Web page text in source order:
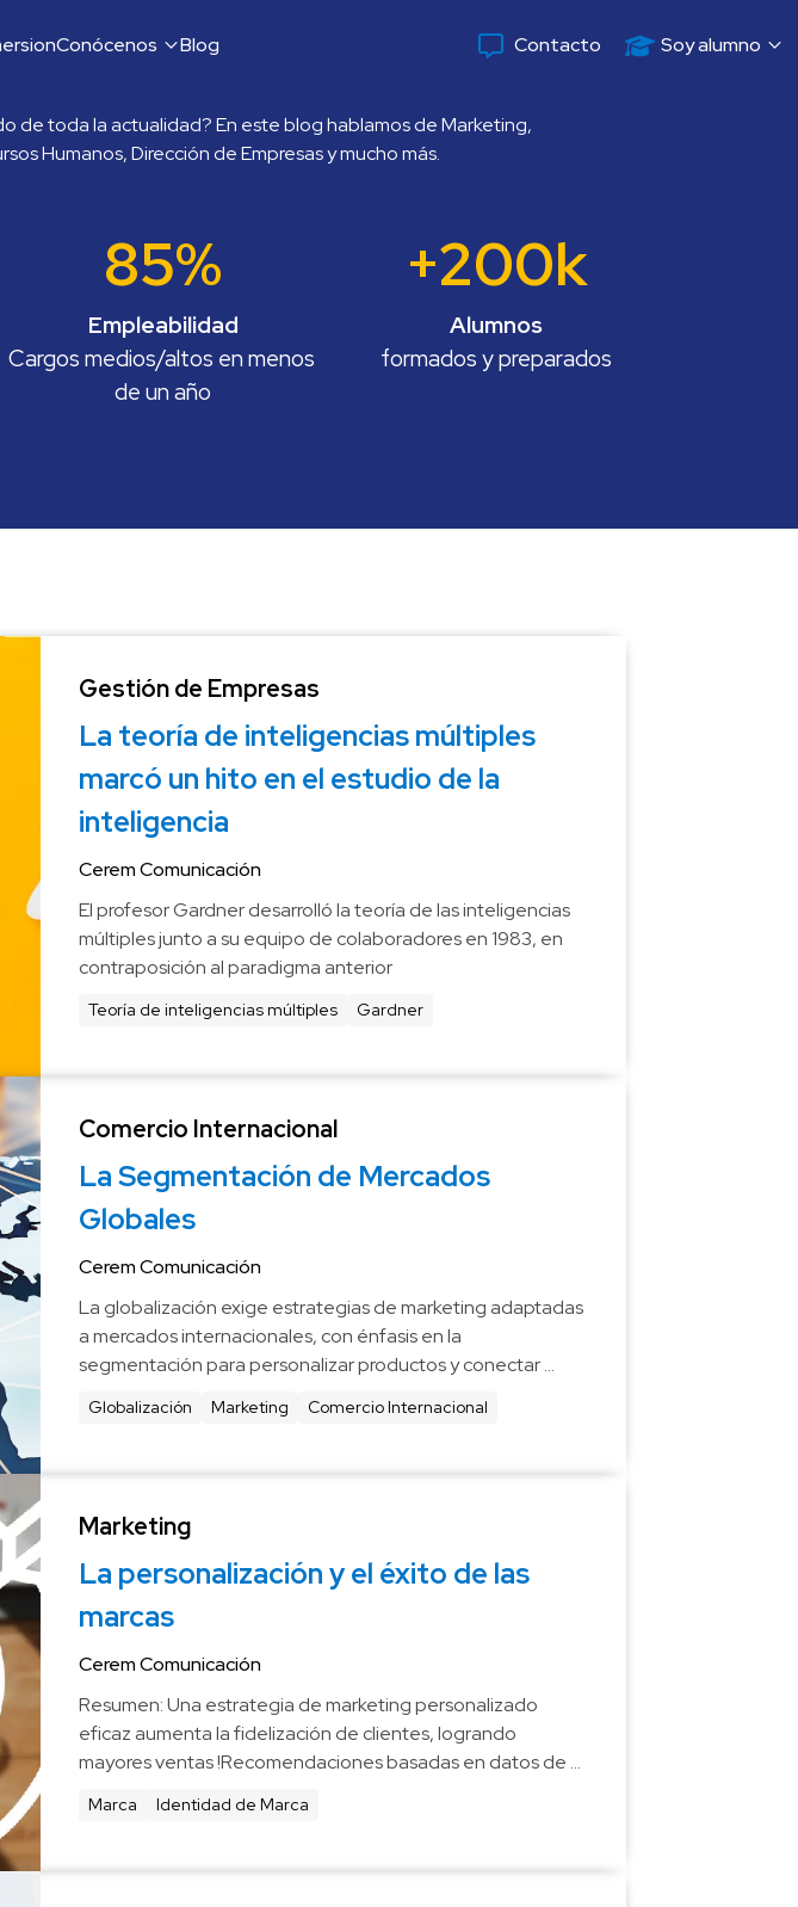
Conócenos Blog Contacto Soy alumno
de toda la actualidad? En este blog hablamos de Marketing,
Humanos, Dirección de Empresas y mucho más.
85%
Empleabilidad
Cargos medios/altos en menos
de un año
+200k
Alumnos
formados y preparados
Gestión de Empresas
La teoría de inteligencias múltiples
marcó un hito en el estudio de la
inteligencia
Cerem Comunicación
El profesor Gardner desarrolló la teoría de las inteligencias
múltiples junto a su equipo de colaboradores en 1983, en
contraposición al paradigma anterior
Teoría de inteligencias múltiples Gardner
Comercio Internacional
La Segmentación de Mercados
Globales
Cerem Comunicación
La globalización exige estrategias de marketing adaptadas
a mercados internacionales, con énfasis en la
segmentación para personalizar productos y conectar
tecnología y realizar investigaciones para competir
Globalización Marketing Comercio Internacional
Marketing
La personalización y el éxito de las
marcas
Cerem Comunicación
Resumen: Una estrategia de marketing personalizado
eficaz aumenta la fidelización de clientes, logrando
mayores ventas !Recomendaciones basadas en datos de
Marca Identidad de Marca